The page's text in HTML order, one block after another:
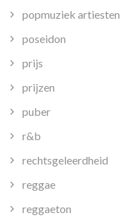
popmuziek artiesten
poseidon
prijs
prijzen
puber
r&b
rechtsgeleerdheid
reggae
reggaeton